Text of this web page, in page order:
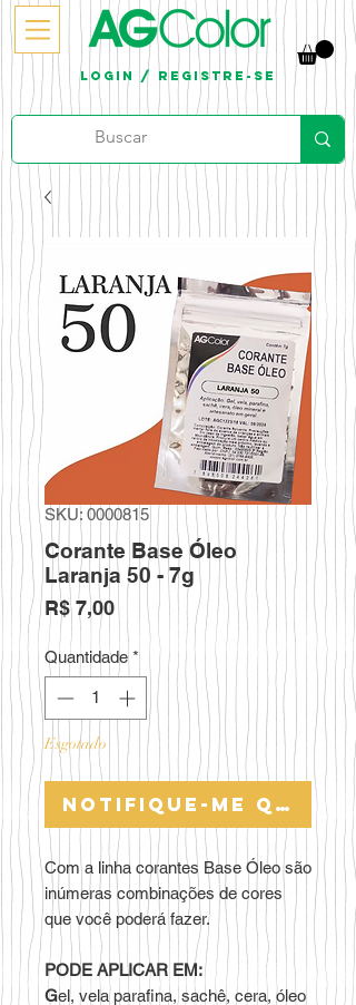
Login / Registre-se
SKU: 0000815
Corante Base Óleo
Laranja 50 - 7g
R$ 7,00Preço
Quantidade *
Esgotado
Notifique-me
Com a linha corantes Base Óleo são
inúmeras combinações de cores
que você poderá fazer.
PODE APLICAR EM:
Gel, vela parafina, sachê, cera, óleo